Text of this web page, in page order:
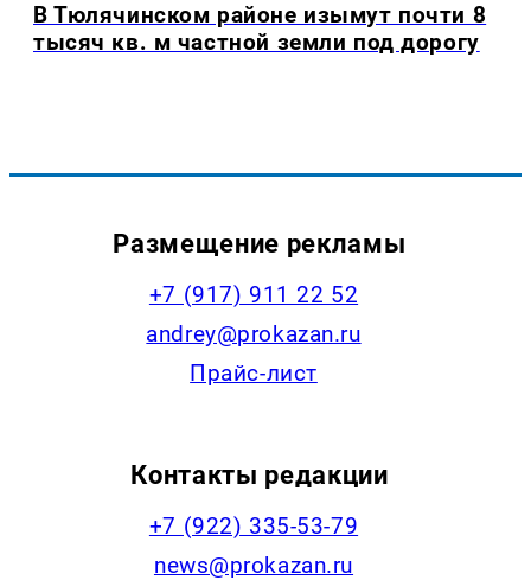
В Тюлячинском районе изымут почти 8
тысяч кв. м частной земли под дорогу
Размещение рекламы
+7 (917) 911 22 52
andrey@prokazan.ru
Прайс-лист
Контакты редакции
+7 (922) 335-53-79
news@prokazan.ru